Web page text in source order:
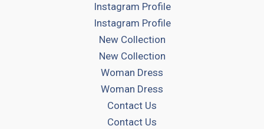
Instagram Profile
Instagram Profile
New Collection
New Collection
Woman Dress
Woman Dress
Contact Us
Contact Us